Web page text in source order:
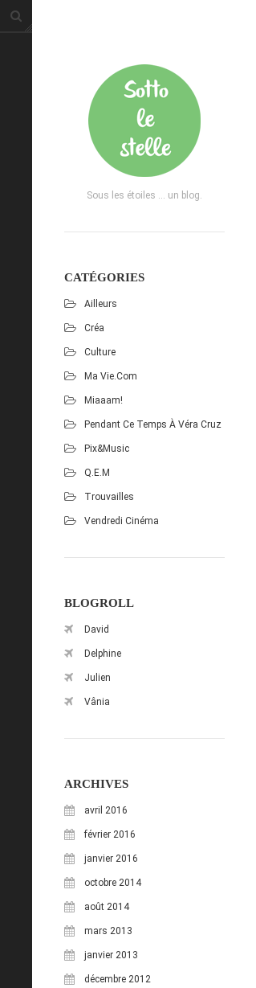
Sous les étoiles ... un blog.
CATÉGORIES
Ailleurs
Créa
Culture
Ma Vie.com
Miaaam!
Pendant Ce Temps À Véra Cruz
Pix&Music
Q.E.M
Trouvailles
Vendredi Cinéma
BLOGROLL
David
Delphine
Julien
Vânia
ARCHIVES
avril 2016
février 2016
janvier 2016
octobre 2014
août 2014
mars 2013
janvier 2013
décembre 2012